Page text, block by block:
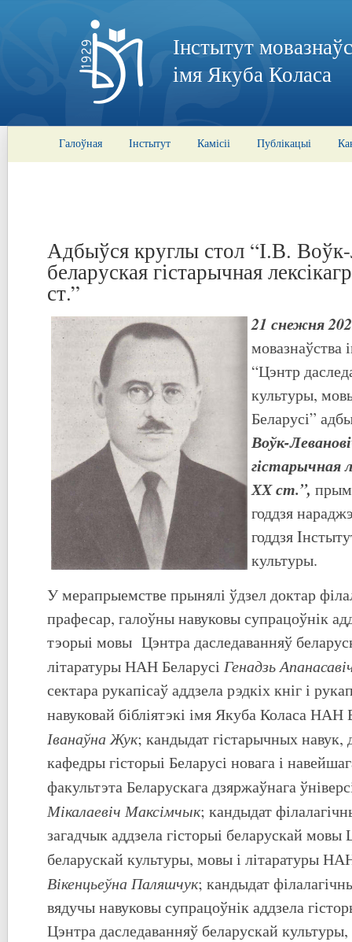
Інстытут
імя Якуба Коласа
Галоўная Інстытут Камісіі Публікацыі
Адбыўся круглы стол “І.В. Воўк-
беларуская гістарычная
ст.”
21 снежня
“Цэнтр
культуры,
Беларусі”
Воўк-
гістарычная
ХХ ст.”,
годдзя
годдзя
культуры.
У мерапрыемстве прынялі ўдзел доктар
прафесар, галоўны навуковы супрацоўнік
тэорыі мовы Цэнтра даследаванняў
літаратуры НАН Беларусі Генадзь
сектара рукапісаў аддзела рэдкіх кніг і
навуковай бібліятэкі імя Якуба Коласа НАН
Іванаўна Жук; кандыдат гістарычных навук,
кафедры гісторыі Беларусі новага і
факультэта Беларускага дзяржаўнага
Мікалаевіч Максімчык; кандыдат
загадчык аддзела гісторыі беларускай мовы
беларускай культуры, мовы і літаратуры
Вікенцьеўна Паляшчук; кандыдат
вядучы навуковы супрацоўнік аддзела
Цэнтра даследаванняў беларускай